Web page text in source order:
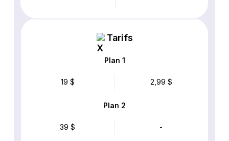
Tarifs
Plan 1
19 $ 2,99 $
Plan 2
39 $ -